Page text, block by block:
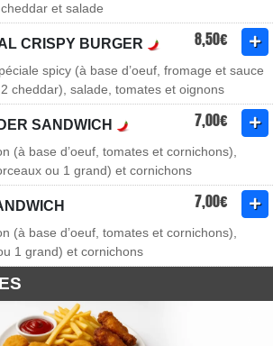
et salade
CRISPY BURGER 8,50€
spicy (à base d’oeuf, fromage et sauce
cheddar), salade, tomates et oignons
SANDWICH 7,00€
(à base d’oeuf, tomates et cornichons),
ou 1 grand) et cornichons
7,00€
(à base d’oeuf, tomates et cornichons),
1 grand) et cornichons